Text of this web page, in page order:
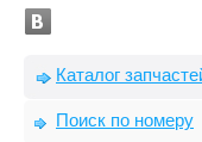
Каталог
Поиск по номеру